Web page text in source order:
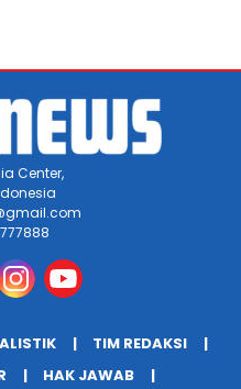
Center,
TIM REDAKSI
HAK JAWAB